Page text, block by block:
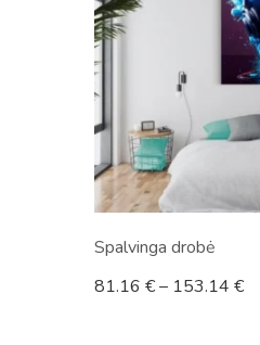
Spalvinga drobė
81.16 €– 153.14 €